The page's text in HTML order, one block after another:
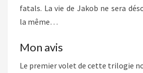
fatals. La vie de Jakob ne sera
la même…
Mon avis
Le premier volet de cette trilogie